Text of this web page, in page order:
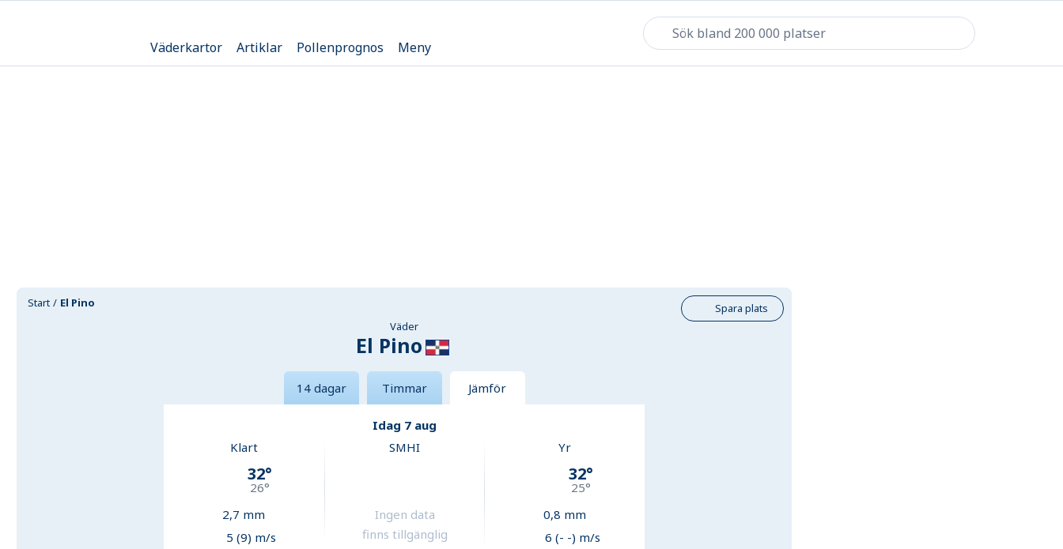
Väderkartor Artiklar Pollenprognos Meny
Start El Pino
Spara plats
Väder
El Pino
14 dagar Timmar Jämför
Idag 7 aug
Klart
32°
26°
2,7 mm
5 (9) m/s
SMHI
Ingen data
finns tillgänglig
Yr
32°
25°
0,8 mm
6 (- -) m/s